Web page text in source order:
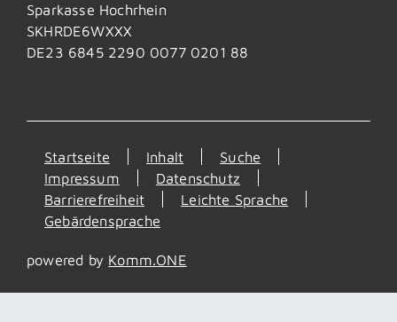
Sparkasse Hochrhein
SKHRDE6WXXX
DE23 6845 2290 0077 0201 88
Startseite Inhalt
Suche
Impressum
Datenschutz
Barrierefreiheit
Leichte Sprache
Gebärdensprache
powered by Komm.ONE